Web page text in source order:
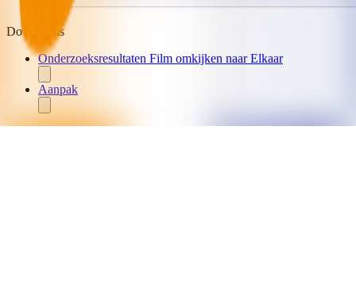
Downloads
Onderzoeksresultaten Film omkijken naar Elkaar
Aanpak